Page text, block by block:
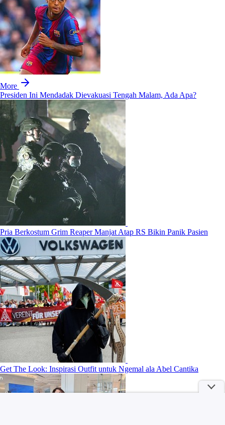
More
Presiden Ini Mendadak Dievakuasi Tengah Malam, Ada Apa?
Pria Berkostum Grim Reaper Manjat Atap RS Bikin Panik Pasien
Get The Look: Inspirasi Outfit untuk Ngemal ala Abel Cantika